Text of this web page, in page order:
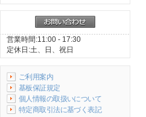
営業時間:11:00 - 17:30
定休日:土、日、祝日
ご利用案内
基板保証規定
個人情報の取扱いについて
特定商取引法に基づく表記